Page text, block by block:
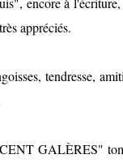
appréciés.
tendresse,
GALÈRES"